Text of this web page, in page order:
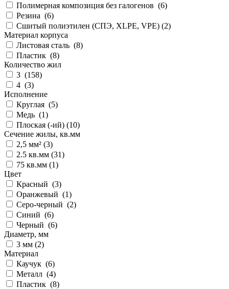
Полимерная композиция без галогенов (6)
Резина (6)
Сшитый полиэтилен (СПЭ, XLPE, VPE) (2)
Материал корпуса
Листовая сталь (8)
Пластик (8)
Количество жил
3 (158)
4 (3)
Исполнение
Круглая (5)
Медь (1)
Плоская (-ий) (10)
Сечение жилы, кв.мм
2,5 мм² (3)
2.5 кв.мм (31)
75 кв.мм (1)
Цвет
Красный (3)
Оранжевый (1)
Серо-черный (2)
Синий (6)
Черный (6)
Диаметр, мм
3 мм (2)
Материал
Каучук (6)
Металл (4)
Пластик (8)